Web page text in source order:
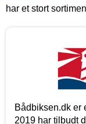
har et stort
Bådbiksen.dk er
2019 har tilbudt